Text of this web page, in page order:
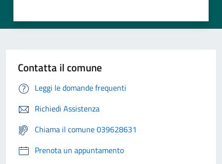
Contatta il comune
Leggi le domande frequenti
Richiedi Assistenza
Chiama il comune 039628631
Prenota un appuntamento